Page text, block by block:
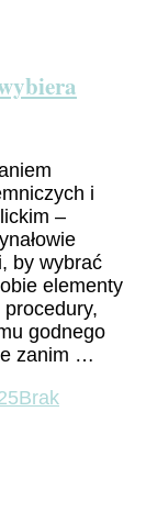
i
–
by wybrać
elementy
godnego
zanim …
Brak